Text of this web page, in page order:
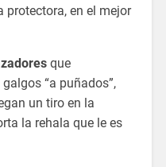
protectora, en el mejor
que
“a puñados”,
un tiro en la
la rehala que le es